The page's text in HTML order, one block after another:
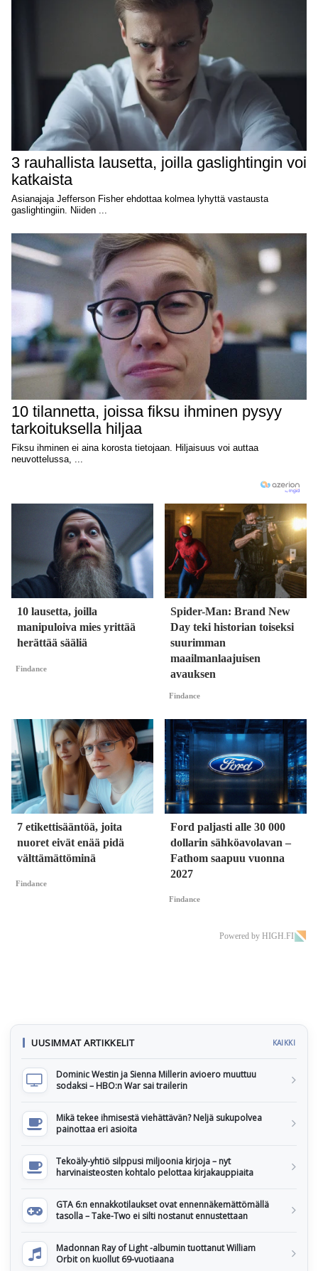
10 lausetta, joilla
manipuloiva mies yrittää
herättää sääliä
Findance
Spider-Man: Brand New
Day teki historian toiseksi
suurimman
maailmanlaajuisen
avauksen
Findance
7 etikettisääntöä, joita
nuoret eivät enää pidä
välttämättöminä
Findance
Ford paljasti alle 30 000
dollarin sähköavolavan –
Fathom saapuu vuonna
2027
Findance
Powered by HIGH.FI
UUSIMMAT ARTIKKELIT KAIKKI
Dominic Westin ja Sienna Millerin avioero muuttuu
sodaksi – HBO:n War sai trailerin
Mikä tekee ihmisestä viehättävän? Neljä sukupolvea
painottaa eri asioita
Tekoäly-yhtiö silppusi miljoonia kirjoja – nyt
harvinaisteosten kohtalo pelottaa kirjakauppiaita
GTA 6:n ennakkotilaukset ovat ennennäkemättömällä
tasolla – Take-Two ei silti nostanut ennustettaan
Madonnan Ray of Light -albumin tuottanut William
Orbit on kuollut 69-vuotiaana